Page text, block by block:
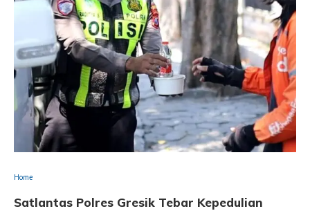
Home
Satlantas Polres Gresik Tebar Kepedulian